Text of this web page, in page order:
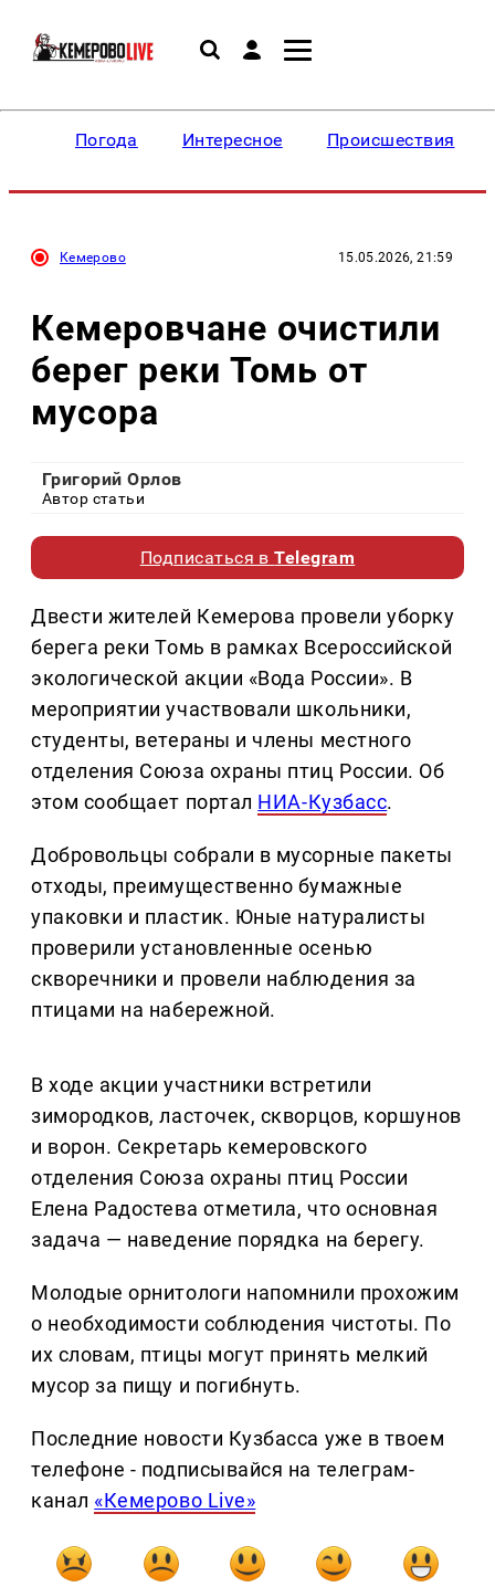
Погода Интересное Происшествия
Кемерово 15.05.2026, 21:59
Кемеровчане очистили
берег реки Томь от
мусора
Григорий Орлов
Автор статьи
Подписаться вTelegram
Двести жителей Кемерова провели уборку
берега реки Томь в рамках Всероссийской
экологической акции «Вода России». В
мероприятии участвовали школьники,
студенты, ветераны и члены местного
отделения Союза охраны птиц России. Об
этом сообщает портал НИА-Кузбасс.
Добровольцы собрали в мусорные пакеты
отходы, преимущественно бумажные
упаковки и пластик. Юные натуралисты
проверили установленные осенью
скворечники и провели наблюдения за
птицами на набережной.
В ходе акции участники встретили
зимородков, ласточек, скворцов, коршунов
и ворон. Секретарь кемеровского
отделения Союза охраны птиц России
Елена Радостева отметила, что основная
задача — наведение порядка на берегу.
Молодые орнитологи напомнили прохожим
о необходимости соблюдения чистоты. По
их словам, птицы могут принять мелкий
мусор за пищу и погибнуть.
Последние новости Кузбасса уже в твоем
телефоне - подписывайся на телеграм-
канал «Кемерово Live»